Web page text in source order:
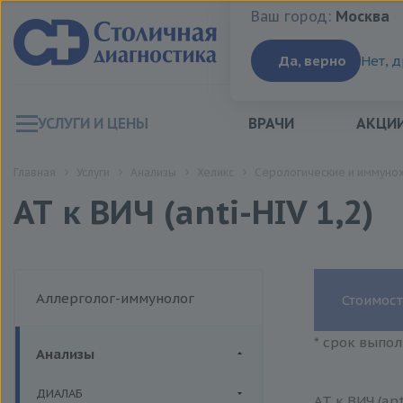
Ваш город:Москва
Ваш город: Москва
Да, верно Нет,
УСЛУГИ И ЦЕНЫ ВРАЧИ
АТ к ВИЧ (anti-HIV 1,2)
Аллерголог-иммунолог
Анализы
ДИАЛАБ
* срок